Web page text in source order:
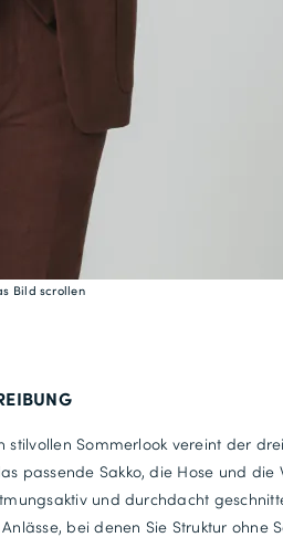
Bild scrollen
stilvollen Sommerlook vereint der
passende Sakko, die Hose und
und durchdacht
bei denen Sie Struktur ohne